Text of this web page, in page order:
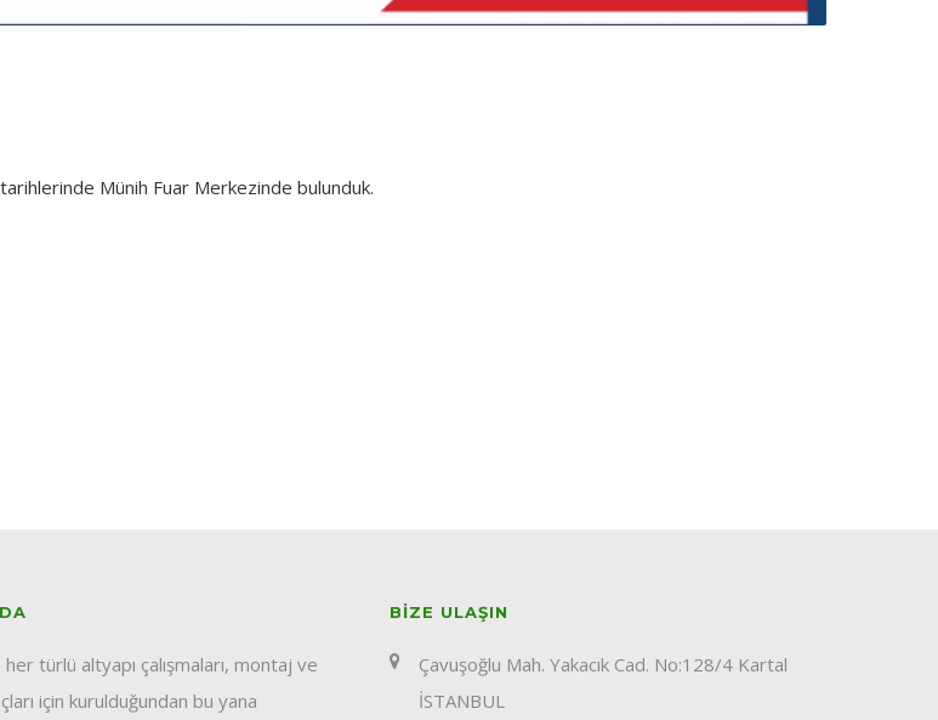
Münih Fuar Merkezinde bulunduk.
türlü altyapı çalışmaları, montaj ve
için kurulduğundan bu yana
BIZE ULAŞIN
Çavuşoğlu Mah. Yakacık Cad. No:128/4 Kartal
İSTANBUL